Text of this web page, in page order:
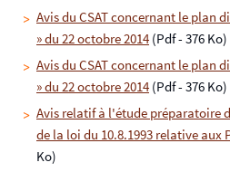
Avis du CSAT concernant le plan
» du 22 octobre 2014 (Pdf - 376 Ko)
Avis du CSAT concernant le plan
» du 22 octobre 2014 (Pdf - 376 Ko)
Avis relatif à l'étude préparatoire
de la loi du 10.8.1993 relative aux
Ko)